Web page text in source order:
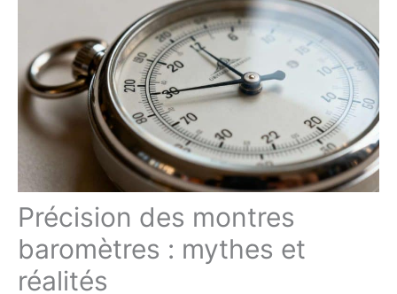
Précision des montres
baromètres : mythes et
réalités